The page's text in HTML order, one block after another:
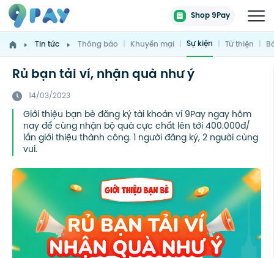
Shop 9Pay
Tin tức Thông báo | Khuyến mại | Sự kiện | Từ thiện |
Rủ bạn tải ví, nhận quà như ý
14/03/2023
Giới thiệu bạn bè đăng ký tài khoản ví 9Pay ngay hôm
nay để cùng nhận bộ quà cực chất lên tới 400.000đ/
lần giới thiệu thành công. 1 người đăng ký, 2 người cùng
vui.